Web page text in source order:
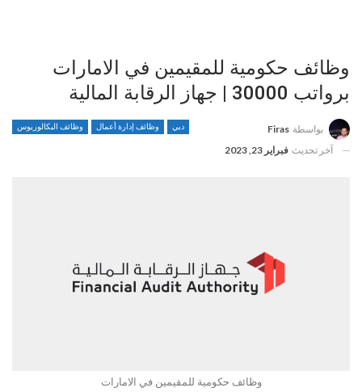
وظائف حكومية للمقيمين في الامارات
برواتب 30000 | جهاز الرقابة المالية
دبي وظائف إدارة أعمال وظائف البكالوريوس بواسطة Firas
آخر تحديث فبراير 23, 2023
وظائف حكومية للمقيمين في الامارات